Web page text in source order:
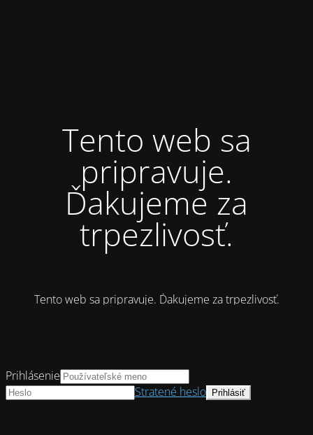
Tento web sa
pripravuje.
Ďakujeme za
trpezlivosť.
Tento web sa pripravuje. Ďakujeme za trpezlivosť.
Prihlásenie
Stratené heslo